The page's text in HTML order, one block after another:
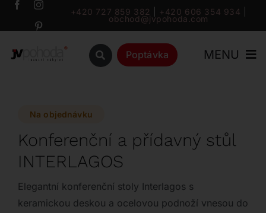
Přeskočit
+420 727 859 382 +420 606 354 934
obchod@jvpohoda.com
Poptávka MENU
Katalog
Značky
Na objednávku
Konferenční a přídavný stůl
INTERLAGOS
Elegantní konferenční stoly Interlagos s
keramickou deskou a ocelovou podnoží vnesou do